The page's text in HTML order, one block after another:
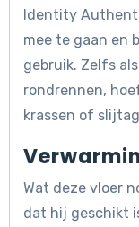
Identity
mee te gaan en
gebruik. Zelfs
rondrennen,
krassen of
Wat deze vloer
dat hij geschikt